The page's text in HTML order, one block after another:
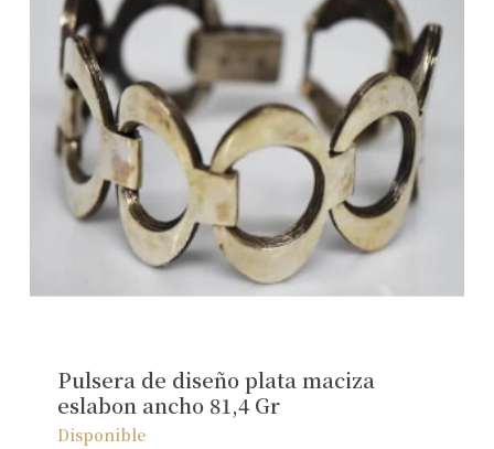
Pulsera de diseño plata maciza
eslabon ancho 81,4 Gr
Disponible